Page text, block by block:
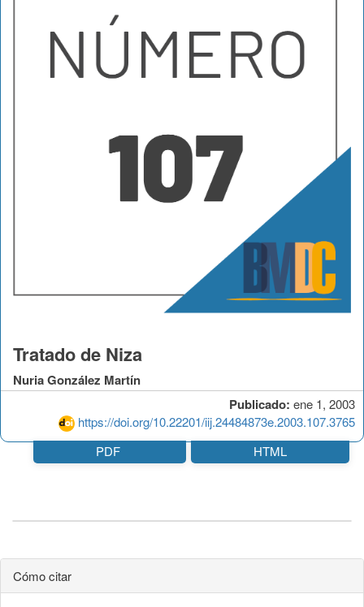
Publicado: ene 1, 2003
https://doi.org/10.22201/iij.24484873e.2003.107.3765
Tratado de Niza
Nuria González Martín
PDF HTML
Cómo citar